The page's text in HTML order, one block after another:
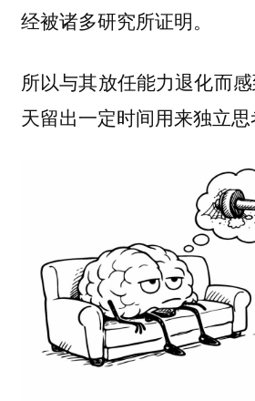
经被诸多研究所证明。
所以与其放任能力退化而
天留出一定时间用来独立思